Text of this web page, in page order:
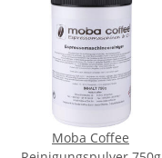
Moba Coffee